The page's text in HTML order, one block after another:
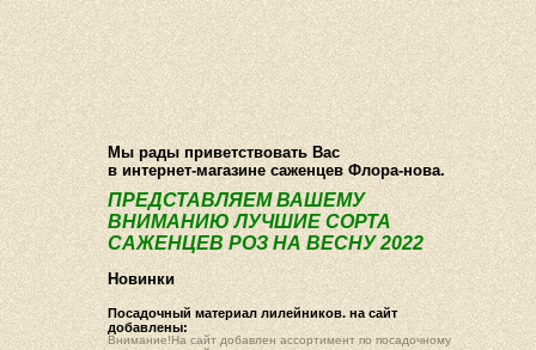
О компании Как купить Фотогалерея Статьи Опт
Мы рады приветствовать Вас
в интернет-магазине саженцев Флора-нова.
ПРЕДСТАВЛЯЕМ ВАШЕМУ
ВНИМАНИЮ ЛУЧШИЕ СОРТА
САЖЕНЦЕВ РОЗ НА ВЕСНУ 2022
Новинки
Посадочный материал лилейников. на сайт
добавлены:
Внимание!На сайт добавлен ассортимент по посадочному